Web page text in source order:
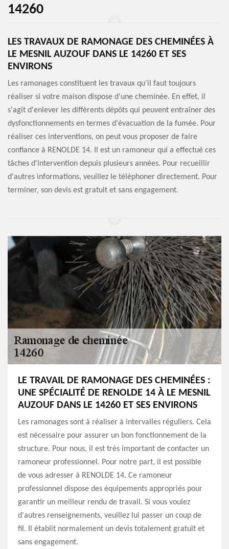
14260
LES TRAVAUX DE RAMONAGE DES CHEMINÉES À
LE MESNIL AUZOUF DANS LE 14260 ET SES
ENVIRONS
Les ramonages constituent les travaux qu'il faut toujours
réaliser si votre maison dispose d'une cheminée. En effet, il
s'agit d'enlever les différents dépôts qui peuvent entraîner des
dysfonctionnements en termes d'évacuation de la fumée. Pour
réaliser ces interventions, on peut vous proposer de faire
confiance à RENOLDE 14. Il est un ramoneur qui a effectué ces
tâches d'intervention depuis plusieurs années. Pour recueillir
d'autres informations, veuillez le téléphoner directement. Pour
terminer, son devis est gratuit et sans engagement.
LE TRAVAIL DE RAMONAGE DES CHEMINÉES :
UNE SPÉCIALITÉ DE RENOLDE 14 À LE MESNIL
AUZOUF DANS LE 14260 ET SES ENVIRONS
Les ramonages sont à réaliser à intervalles réguliers. Cela
est nécessaire pour assurer un bon fonctionnement de la
structure. Pour nous, il est très important de contacter un
ramoneur professionnel. Pour notre part, il est possible
de vous adresser à RENOLDE 14. Ce ramoneur
professionnel dispose des équipements appropriés pour
garantir un meilleur rendu de travail. Si vous voulez
d'autres renseignements, veuillez lui passer un coup de
fil. Il établit normalement un devis totalement gratuit et
sans engagement.